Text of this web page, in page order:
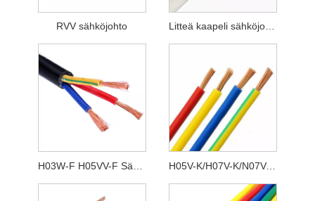
RVV sähköjohto
H05V-K/H07V-K/N07V-K Joustava 5 CU PVC